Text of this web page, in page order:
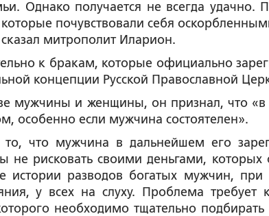
Однако получается не всегда удачно.
почувствовали себя
митрополит Иларион.
к бракам, которые официально
концепции Русской Православной
мужчины и женщины, он признал, что «в
особенно если мужчина состоятелен».
что мужчина в дальнейшем его
не рисковать своими деньгами, которых
истории разводов богатых мужчин, при
у всех на слуху. Проблема требует
необходимо тщательно подбирать